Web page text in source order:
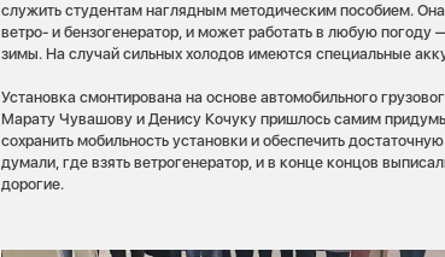
служить студентам наглядным методическим пособием.
ветро- и бензогенератор, и может работать в любую
зимы. На случай сильных холодов имеются специальные
Установка смонтирована на основе автомобильного
Марату Чувашову и Денису Кочуку пришлось самим
сохранить мобильность установки и обеспечить
думали, где взять ветрогенератор, и в конце концов
дорогие.